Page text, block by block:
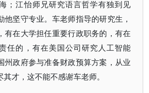
；江怡师兄研究语言哲学有独到见
他坚守专业。车老师指导的研究生，
有在大学担任重要行政职务的，有在
任的，有在美国公司研究人工智能
州政府参与准备财政预算方案，从业
才，这不能不感谢车老师。